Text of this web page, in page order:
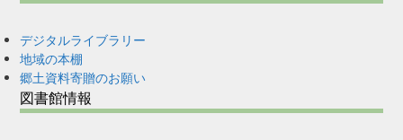
デジタルライブラリー
地域の本棚
郷土資料寄贈のお願い
図書館情報